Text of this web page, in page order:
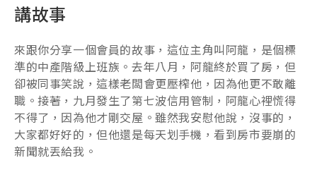
講故事
來跟你分享一個會員的故事，這位主角叫阿龍，是個標
準的中產階級上班族。去年八月，阿龍終於買了房，但
卻被同事笑說，這樣老闆會更壓榨他，因為他更不敢離
職。接著，九月發生了第七波信用管制，阿龍心裡慌得
不得了，因為他才剛交屋。雖然我安慰他說，沒事的，
大家都好好的，但他還是每天划手機，看到房市要崩的
新聞就丟給我。